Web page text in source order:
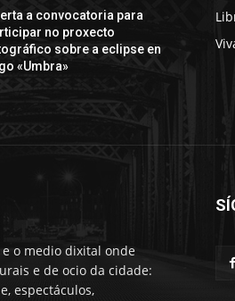
a convocatoria para
no proxecto
sobre a eclipse en
«Umbra»
o medio dixital onde
e de ocio da cidade:
espectáculos,